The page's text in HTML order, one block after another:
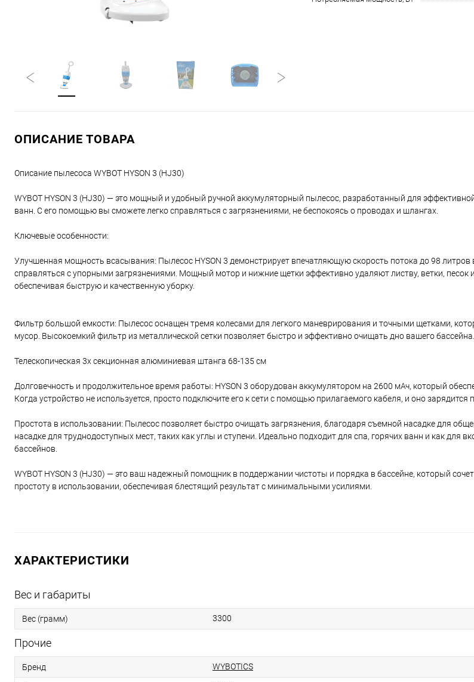
ОПИСАНИЕ ТОВАРА
Описание пылесоса WYBOT HYSON 3 (HJ30)
WYBOT HYSON 3 (HJ30) — это мощный и удобный ручной аккумуляторный пылесос, разработанный для
ванн. С его помощью вы сможете легко справляться с загрязнениями, не беспокоясь о проводах и шлангах.
Ключевые особенности:
Улучшенная мощность всасывания: Пылесос HYSON 3 демонстрирует впечатляющую скорость потока до 98 литров
справляться с упорными загрязнениями. Мощный мотор и нижние щетки эффективно удаляют листву, ветки, песок
обеспечивая быструю и качественную уборку.
Фильтр большой емкости: Пылесос оснащен тремя колесами для легкого маневрирования и точными щетками,
мусор. Высокоемкий фильтр из металлической сетки позволяет быстро и эффективно очищать дно вашего бассейна.
Телескопическая 3х секционная алюминиевая штанга 68-135 см
Долговечность и продолжительное время работы: HYSON 3 оборудован аккумулятором на 2600 мАч, который
Когда устройство не используется, просто подключите его к сети с помощью прилагаемого кабеля, и оно зарядится
Простота в использовании: Пылесос позволяет быстро очищать загрязнения, благодаря съемной насадке для
насадке для труднодоступных мест, таких как углы и ступени. Идеально подходит для спа, горячих ванн и как для
бассейнов.
WYBOT HYSON 3 (HJ30) — это ваш надежный помощник в поддержании чистоты и порядка в бассейне, который
простоту в использовании, обеспечивая блестящий результат с минимальными усилиями.
ХАРАКТЕРИСТИКИ
Вес и габариты
Вес (грамм) 3300
Прочие
Бренд WYBOTICS